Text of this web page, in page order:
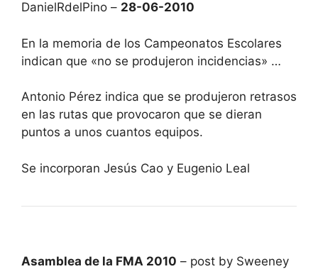
DanielRdelPino – 28-06-2010
En la memoria de los Campeonatos Escolares
indican que «no se produjeron incidencias» …
Antonio Pérez indica que se produjeron retrasos
en las rutas que provocaron que se dieran
puntos a unos cuantos equipos.
Se incorporan Jesús Cao y Eugenio Leal
Asamblea de la FMA 2010 – post by Sweeney